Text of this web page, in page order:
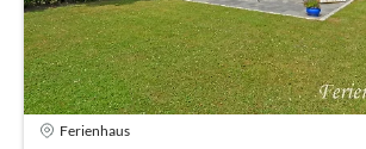
Ferienhaus